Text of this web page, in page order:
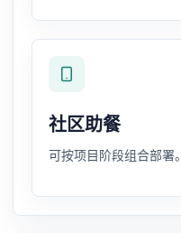
社区助餐
可按项目阶段组合部署。